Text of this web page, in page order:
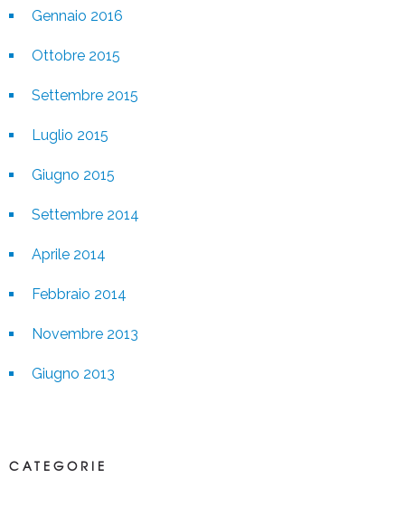
Gennaio 2016
Ottobre 2015
Settembre 2015
Luglio 2015
Giugno 2015
Settembre 2014
Aprile 2014
Febbraio 2014
Novembre 2013
Giugno 2013
CATEGORIE